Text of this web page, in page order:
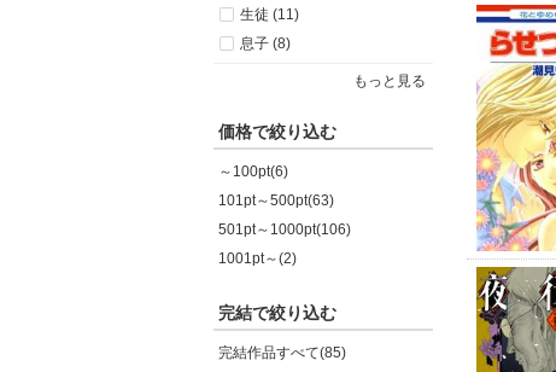
生徒 (11)
息子 (8)
もっと見る
価格で絞り込む
～100pt(6)
101pt～500pt(63)
501pt～1000pt(106)
1001pt～(2)
完結で絞り込む
完結作品すべて(85)